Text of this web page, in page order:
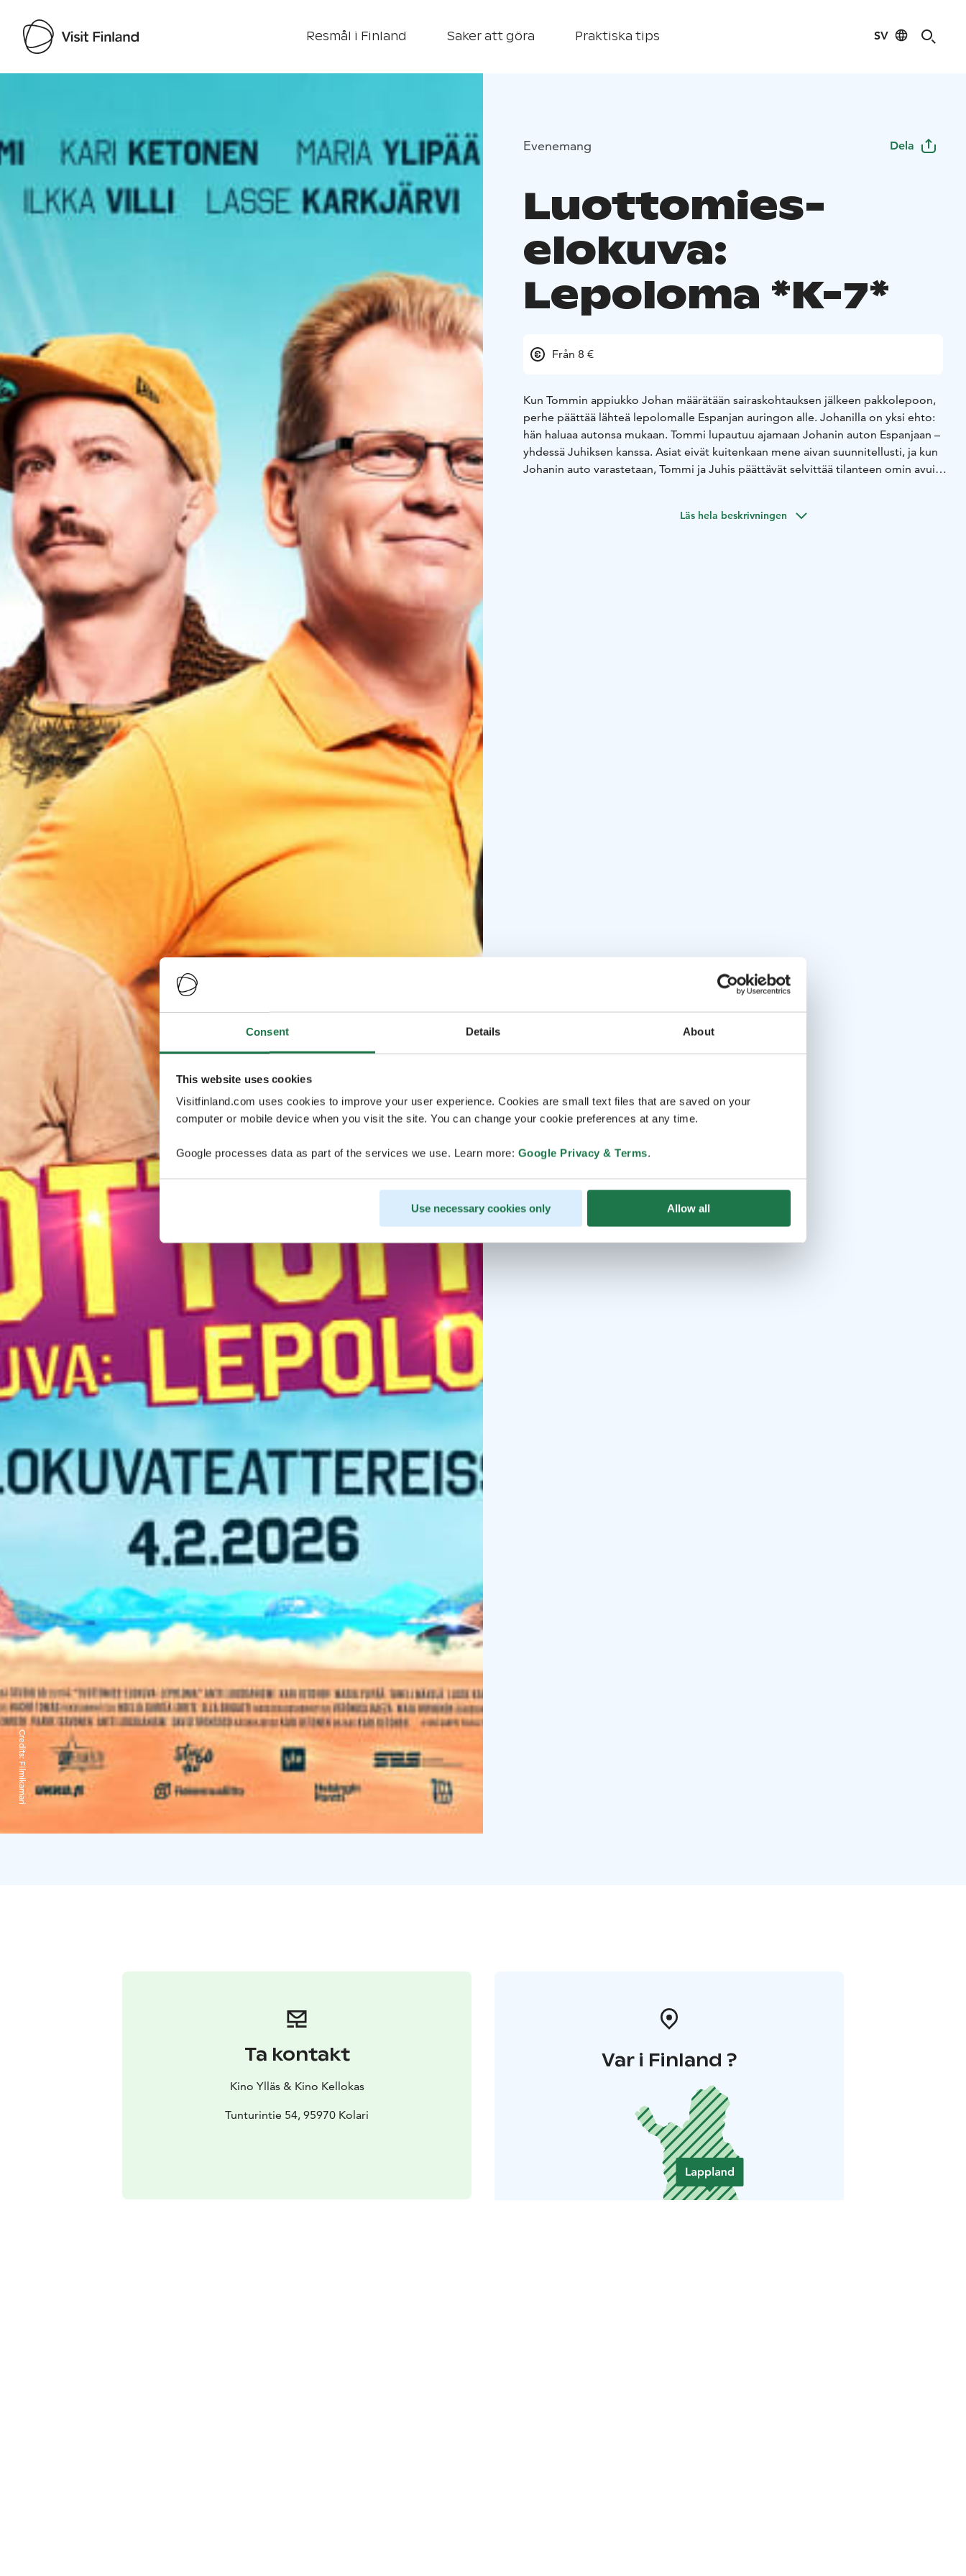
Consent Details About
This website uses cookies
Visitfinland.com uses cookies to improve your user experience. Cookies are small text files that are saved on your
computer or mobile device when you visit the site. You can change your cookie preferences at any time.
Google processes data as part of the services we use. Learn more: Google Privacy & Terms.
Use necessary cookies only Allow all
Resmål i Finland Saker att göra Praktiska tips SV
Credits:
Filmikamari
Evenemang Dela
Luottomies-
elokuva:
Lepoloma *K-7*
Från 8 €
Kun Tommin appiukko Johan määrätään sairaskohtauksen jälkeen pakkolepoon,
perhe päättää lähteä lepolomalle Espanjan auringon alle. Johanilla on yksi ehto:
hän haluaa autonsa mukaan. Tommi lupautuu ajamaan Johanin auton Espanjaan –
yhdessä Juhiksen kanssa. Asiat eivät kuitenkaan mene aivan suunnitellusti, ja kun
Johanin auto varastetaan, Tommi ja Juhis päättävät selvittää tilanteen omin avuin
Läs hela beskrivningen
Ta kontakt
Kino Ylläs & Kino Kellokas
Tunturintie 54, 95970 Kolari
Var i Finland ?